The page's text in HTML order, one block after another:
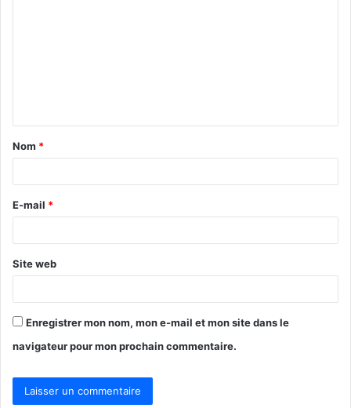
t
a
e
*
Nom *
E-mail *
Site web
Enregistrer mon nom, mon e-mail et mon site dans le
navigateur pour mon prochain commentaire.